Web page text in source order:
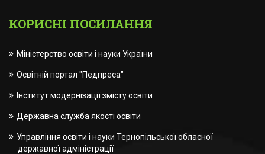
КОРИСНІ ПОСИЛАННЯ
Міністерство освіти і науки України
Освітній портал "Педпреса"
Інститут модернізації змісту освіти
Державна служба якості освіти
Управління освіти і науки Тернопільської обласної
державної адміністрації